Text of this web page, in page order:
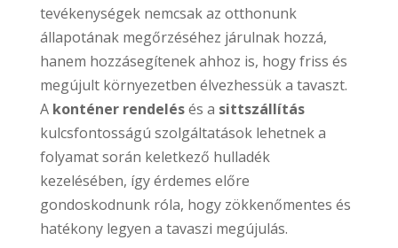
tevékenységek nemcsak az otthonunk
állapotának megőrzéséhez járulnak hozzá,
hanem hozzásegítenek ahhoz is, hogy friss és
megújult környezetben élvezhessük a tavaszt.
A konténer rendelésés a sittszállítás
kulcsfontosságú szolgáltatások lehetnek a
folyamat során keletkező hulladék
kezelésében, így érdemes előre
gondoskodnunk róla, hogy zökkenőmentes és
hatékony legyen a tavaszi megújulás.